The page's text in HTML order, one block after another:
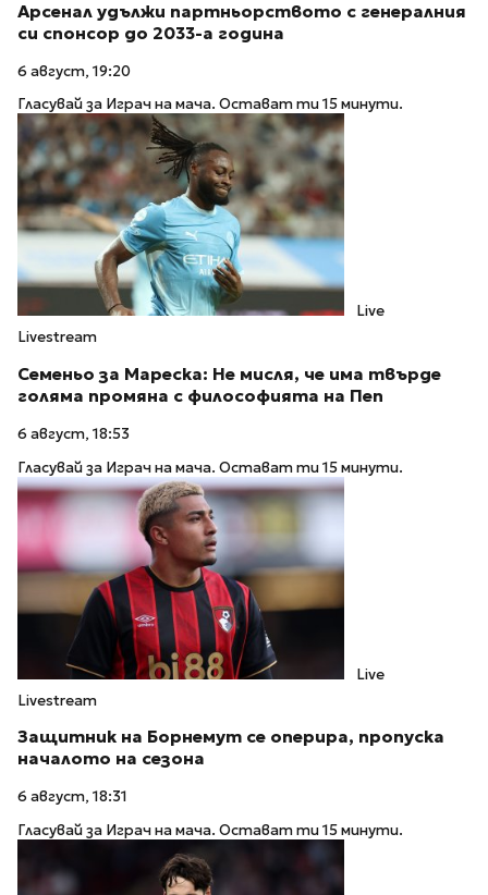
Арсенал удължи партньорството с генералния
си спонсор до 2033-а година
6 август, 19:20
Гласувай за Играч на мача. Остават ти 15 минути.
Live
Livestream
Семеньо за Мареска: Не мисля, че има твърде
голяма промяна с философията на Пеп
6 август, 18:53
Гласувай за Играч на мача. Остават ти 15 минути.
Live
Livestream
Защитник на Борнемут се оперира, пропуска
началото на сезона
6 август, 18:31
Гласувай за Играч на мача. Остават ти 15 минути.